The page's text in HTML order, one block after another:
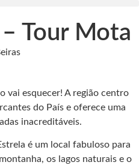
Tour Mota
vai esquecer! A região centro
do País e oferece uma
inacreditáveis.
é um local fabuloso para
os lagos naturais e o